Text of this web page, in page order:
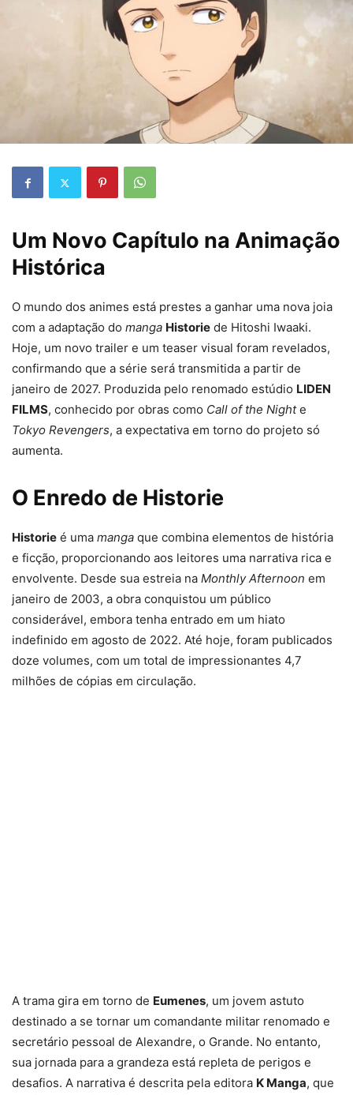
Um Novo Capítulo na Animação
Histórica
O mundo dos animes está prestes a ganhar uma nova joia
com a adaptação do manga Historie de Hitoshi Iwaaki.
Hoje, um novo trailer e um teaser visual foram revelados,
confirmando que a série será transmitida a partir de
janeiro de 2027. Produzida pelo renomado estúdio LIDEN
FILMS, conhecido por obras como Call of the Nighte
Tokyo Revengers, a expectativa em torno do projeto só
aumenta.
O Enredo de Historie
Historie é uma manga que combina elementos de história
e ficção, proporcionando aos leitores uma narrativa rica e
envolvente. Desde sua estreia na Monthly Afternoon em
janeiro de 2003, a obra conquistou um público
considerável, embora tenha entrado em um hiato
indefinido em agosto de 2022. Até hoje, foram publicados
doze volumes, com um total de impressionantes 4,7
milhões de cópias em circulação.
A trama gira em torno de Eumenes, um jovem astuto
destinado a se tornar um comandante militar renomado e
secretário pessoal de Alexandre, o Grande. No entanto,
sua jornada para a grandeza está repleta de perigos e
desafios. A narrativa é descrita pela editora K Manga, que